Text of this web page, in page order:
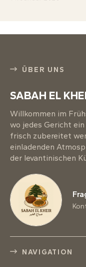
ÜBER UNS
SABAH EL
Willkommen im
wo jedes Gericht
frisch zubereitet
einladenden
der levantinischen
NAVIGATION